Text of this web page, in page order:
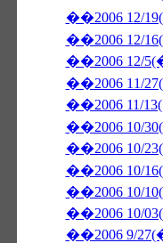
��2006
��2006 10/
��2006
��2006
��2006